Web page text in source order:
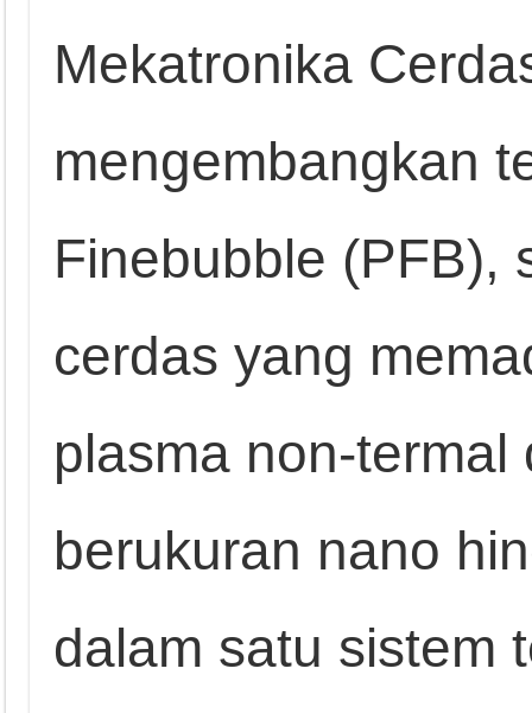
Mekatronika
mengembangkan
Finebubble (PFB),
cerdas yang
plasma non-
berukuran nano
dalam satu sistem